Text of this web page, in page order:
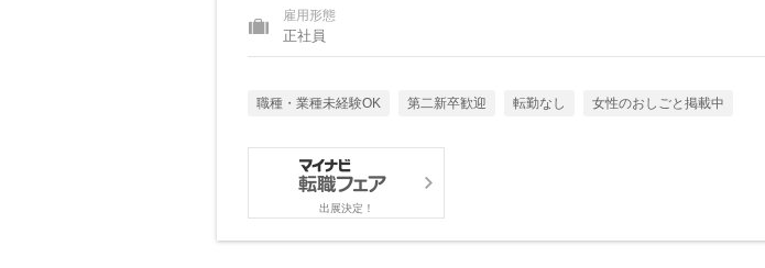
雇用形態
正社員
職種・業種未経験OK 第二新卒歓迎 転勤なし 女性のおしごと掲載中
出展決定！